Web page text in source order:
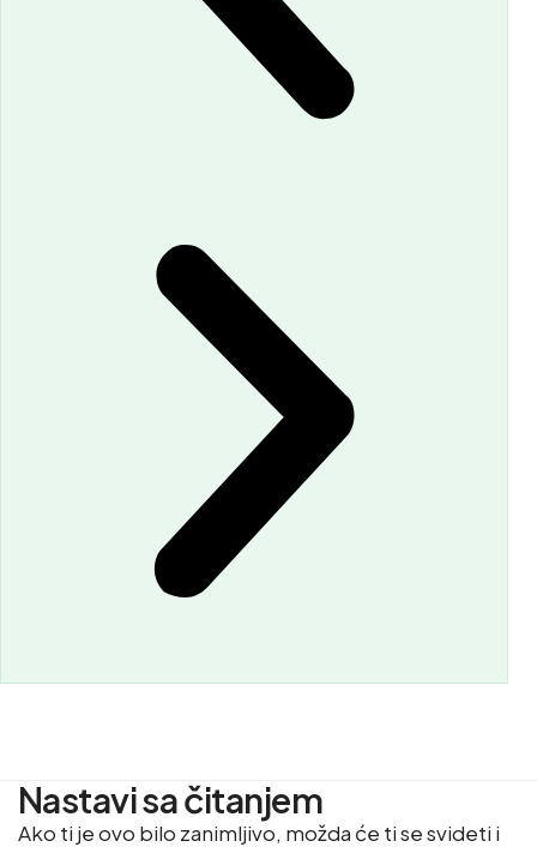
Nastavi sa čitanjem
Ako ti je ovo bilo zanimljivo, možda će ti se svideti i